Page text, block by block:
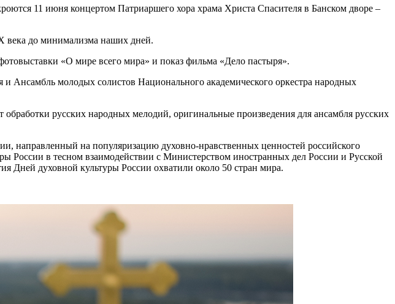
11 июня концертом Патриаршего хора храма Христа Спасителя в Банском дворе –
века до минимализма наших дней.
«О мире всего мира» и показ фильма «Дело пастыря».
Ансамбль молодых солистов Национального академического оркестра народных
русских народных мелодий, оригинальные произведения для ансамбля русских
направленный на популяризацию духовно-нравственных ценностей российского
России в тесном взаимодействии с Министерством иностранных дел России и Русской
Дней духовной культуры России охватили около 50 стран мира.